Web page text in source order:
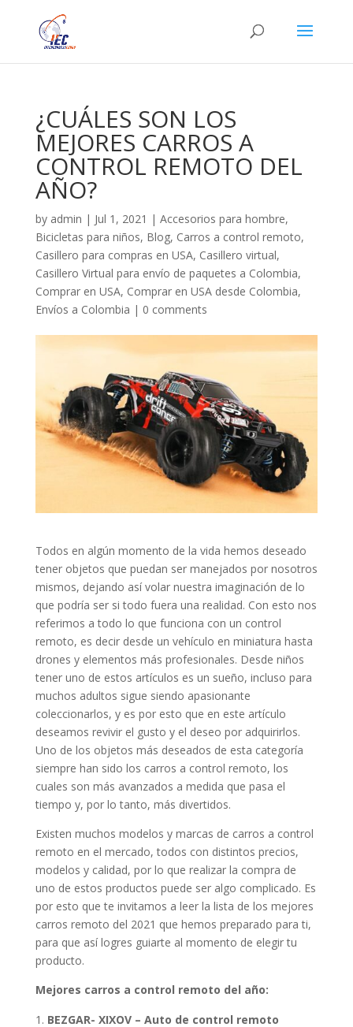
¿CUÁLES SON LOS
MEJORES CARROS A
CONTROL REMOTO DEL
AÑO?
by admin | Jul 1, 2021 | Accesorios para hombre,
Bicicletas para niños, Blog, Carros a control remoto,
Casillero para compras en USA, Casillero virtual,
Casillero Virtual para envío de paquetes a Colombia,
Comprar en USA, Comprar en USA desde Colombia,
Envíos a Colombia | 0 comments
Todos en algún momento de la vida hemos deseado
tener objetos que puedan ser manejados por nosotros
mismos, dejando así volar nuestra imaginación de lo
que podría ser si todo fuera una realidad. Con esto nos
referimos a todo lo que funciona con un control
remoto, es decir desde un vehículo en miniatura hasta
drones y elementos más profesionales. Desde niños
tener uno de estos artículos es un sueño, incluso para
muchos adultos sigue siendo apasionante
coleccionarlos, y es por esto que en este artículo
deseamos revivir el gusto y el deseo por adquirirlos.
Uno de los objetos más deseados de esta categoría
siempre han sido los carros a control remoto, los
cuales son más avanzados a medida que pasa el
tiempo y, por lo tanto, más divertidos.
Existen muchos modelos y marcas de carros a control
remoto en el mercado, todos con distintos precios,
modelos y calidad, por lo que realizar la compra de
uno de estos productos puede ser algo complicado. Es
por esto que te invitamos a leer la lista de los mejores
carros remoto del 2021 que hemos preparado para ti,
para que así logres guiarte al momento de elegir tu
producto.
Mejores carros a control remoto del año:
BEZGAR- XIXOV – Auto de control remoto